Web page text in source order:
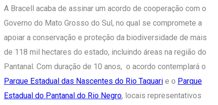
A Bracell acaba de assinar um acordo de cooperação com o
Governo do Mato Grosso do Sul, no qual se compromete a
apoiar a conservação e proteção da biodiversidade de mais
de 118 mil hectares do estado, incluindo áreas na região do
Pantanal. Com duração de 10 anos, o acordo contemplará o
Parque Estadual das Nascentes do Rio Taquari e o Parque
Estadual do Pantanal do Rio Negro, locais representativos